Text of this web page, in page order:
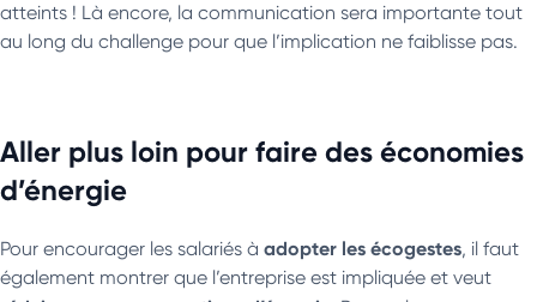
atteints ! Là encore, la communication sera importante tout
au long du challenge pour que l’implication ne faiblisse pas.
Aller plus loin pour faire des économies
d’énergie
Pour encourager les salariés à adopter les écogestes, il faut
également montrer que l’entreprise est impliquée et veut